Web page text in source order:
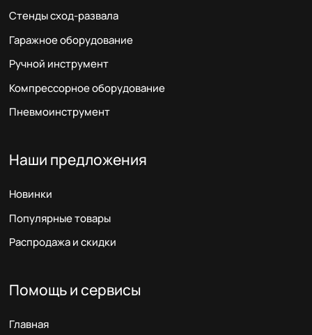
Стенды сход-развала
Гаражное оборудование
Ручной инструмент
Компрессорное оборудование
Пневмоинструмент
Наши предложения
Новинки
Популярные товары
Распродажа и скидки
Помощь и сервисы
Главная